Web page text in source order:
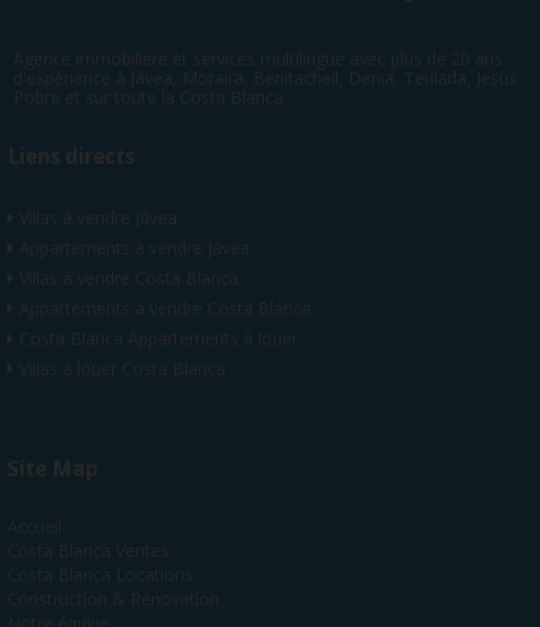
Agence immobilière et services multilingue avec plus de 20 ans
d'expérience à Jávea, Moraira, Benitachell, Denia, Teulada, Jesús
Pobre et sur toute la Costa Blanca.
Liens directs
Villas à vendre Jávea
Appartements à vendre Jávea
Villas à vendre Costa Blanca
Appartements à vendre Costa Blanca
Costa Blanca Appartements à louer
Villas à louer Costa Blanca
Site Map
Accueil
Costa Blanca Ventes
Costa Blanca Locations
Construction & Rénovation
Notre équipe